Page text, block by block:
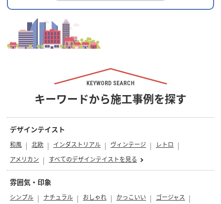
KEYWORD SEARCH
キーワードから施工事例を探す
デザインテイスト
和風 北欧 インダストリアル ヴィンテージ
レトロ
アメリカン
すべてのデザインテイストを見る
雰囲気・印象
シンプル ナチュラル おしゃれ かっこいい
ゴージャス